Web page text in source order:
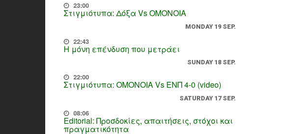
23:00
Στιγμιότυπα: Δόξα Vs OMONOIA
MONDAY 19 SEP.
22:43
Η μόνη επένδυση που μετράει
SUNDAY 18 SEP.
22:00
Στιγμιότυπα: ΟΜΟΝΟΙΑ Vs ΕΝΠ 4-0 (video)
SATURDAY 17 SEP.
08:06
Editorial: Προσδοκίες, απαιτήσεις, στόχοι και
πραγματικότητα